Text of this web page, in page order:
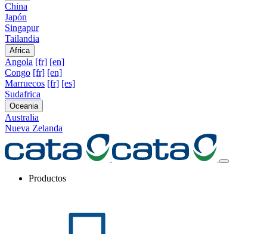
China
Japón
Singapur
Tailandia
Africa
Angola [fr] [en]
Congo [fr] [en]
Marruecos [fr] [es]
Sudafrica
Oceania
Australia
Nueva Zelanda
Productos